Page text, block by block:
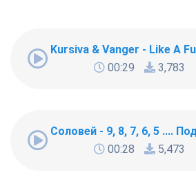
Kursiva & Vanger - Like A
00:29
3,783
Соловей - 9, 8, 7, 6, 5 ....
00:28
5,473